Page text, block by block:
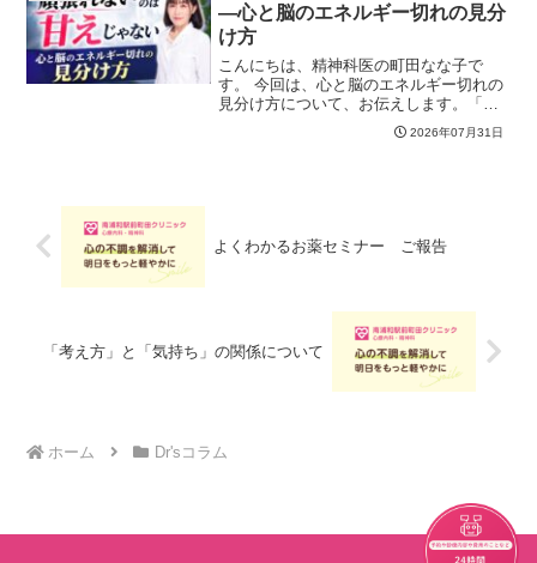
―心と脳のエネルギー切れの見分
け方
こんにちは、精神科医の町田なな子で
す。 今回は、心と脳のエネルギー切れの
見分け方について、お伝えします。「頑
張りたいのに動けない」「メールを返す
だけで疲れてしまう」と感じることはあ
2026年07月31日
よくわかるお薬セミナー ご報告
「考え方」と「気持ち」の関係について
ホーム Dr'sコラム